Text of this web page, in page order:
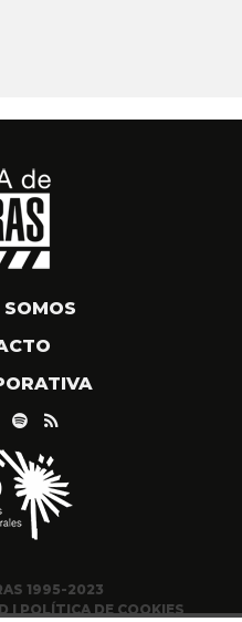
SOMOS
1995-2023
| POLÍTICA DE COOKIES